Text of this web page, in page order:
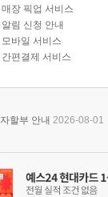
매장 픽업 서비스
알림 신청 안내
모바일 서비스
간편결제 서비스
할부 안내 2026-08-01